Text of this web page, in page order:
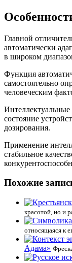
Главной
автоматически
в широком
Функция
самостоятельно
человеческим
Интеллектуальные
состояние
дозирования.
Применение
стабильное
Похожие
красотой, но и
относящаяся к
Адама»